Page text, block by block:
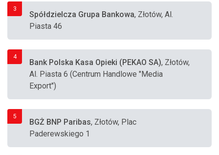
3
Spółdzielcza Grupa Bankowa, Złotów, Al.
Piasta 46
4
Bank Polska Kasa Opieki (PEKAO SA), Złotów,
Al. Piasta 6 (Centrum Handlowe "Media
Export")
5
BGŻ BNP Paribas, Złotów, Plac
Paderewskiego 1